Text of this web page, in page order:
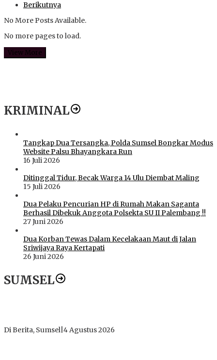
Berikutnya
No More Posts Available.
No more pages to load.
View More
KRIMINAL
Tangkap Dua Tersangka, Polda Sumsel Bongkar Modus
Website Palsu Bhayangkara Run
16 Juli 2026
Ditinggal Tidur, Becak Warga 14 Ulu Diembat Maling
15 Juli 2026
Dua Pelaku Pencurian HP di Rumah Makan Saganta
Berhasil Dibekuk Anggota Polsekta SU II Palembang !!
27 Juni 2026
Dua Korban Tewas Dalam Kecelakaan Maut di Jalan
Sriwijaya Raya Kertapati
26 Juni 2026
SUMSEL
Di Berita, Sumsel 4 Agustus 2026